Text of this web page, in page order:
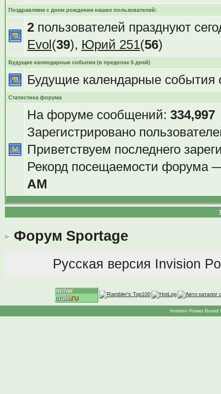
Поздравляем с днем рождения наших пользователей:
2пользователей празднуют
Evol(39), Юрий 251(56)
Будущие календарные события (в пределах 5 дней)
Будущие календарные события
Статистика форума
На форуме сообщений: 334,997
Зарегистрировано
Приветствуем последнего
Рекорд посещаемости форума
AM
Форум Sportage
Русская версия Invision
Invision Power